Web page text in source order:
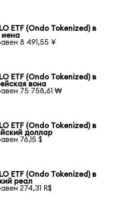
ETF (Ondo Tokenized) в
иена
8 491,55 ¥
ETF (Ondo Tokenized) в
вона
75 758,61 ₩
ETF (Ondo Tokenized) в
доллар
76,15 $
ETF (Ondo Tokenized) в
реал
274,31 R$